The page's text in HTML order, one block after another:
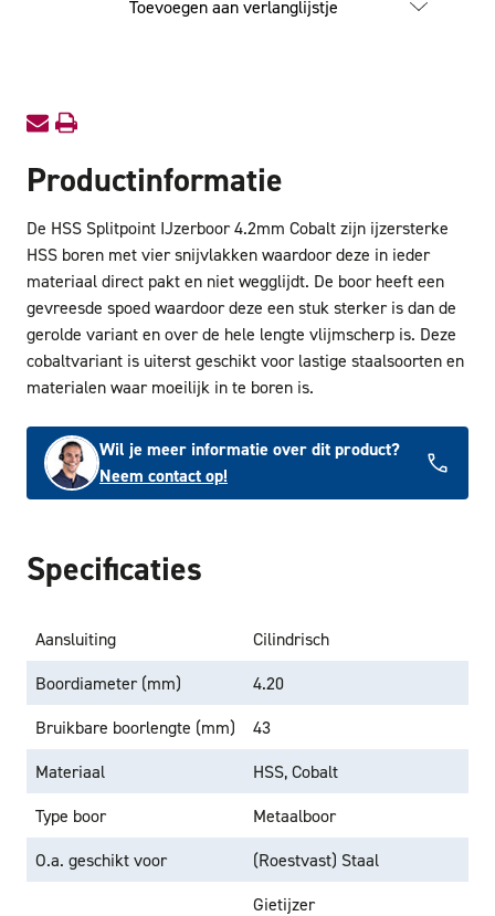
Toevoegen aan verlanglijstje
Productinformatie
De HSS Splitpoint IJzerboor 4.2mm Cobalt zijn ijzersterke
HSS boren met vier snijvlakken waardoor deze in ieder
materiaal direct pakt en niet wegglijdt. De boor heeft een
gevreesde spoed waardoor deze een stuk sterker is dan de
gerolde variant en over de hele lengte vlijmscherp is. Deze
cobaltvariant is uiterst geschikt voor lastige staalsoorten en
materialen waar moeilijk in te boren is.
Wil je meer informatie over dit product?
Neem contact op!
Specificaties
Aansluiting
Cilindrisch
Boordiameter (mm)
4.20
Bruikbare boorlengte (mm)
43
Materiaal
HSS, Cobalt
Type boor
Metaalboor
O.a. geschikt voor
(Roestvast) Staal
Gietijzer